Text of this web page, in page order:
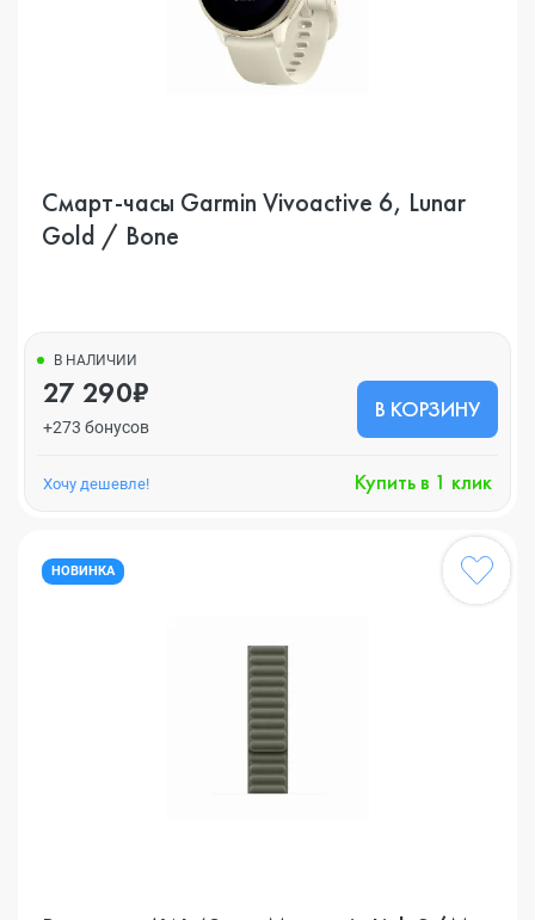
Смарт-часы Garmin Vivoactive 6, Lunar
Gold / Bone
В НАЛИЧИИ
27 290₽
+273 бонусов
В КОРЗИНУ
Хочу дешевле! Купить в 1 клик
НОВИНКА